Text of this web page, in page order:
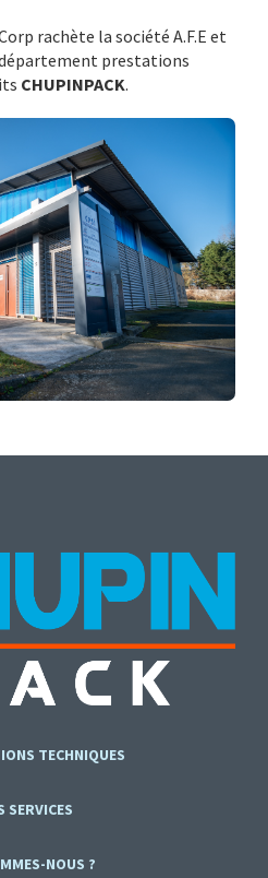
rachète la société A.F.E et
département prestations
CHUPINPACK.
TECHNIQUES
SERVICES
NOUS ?